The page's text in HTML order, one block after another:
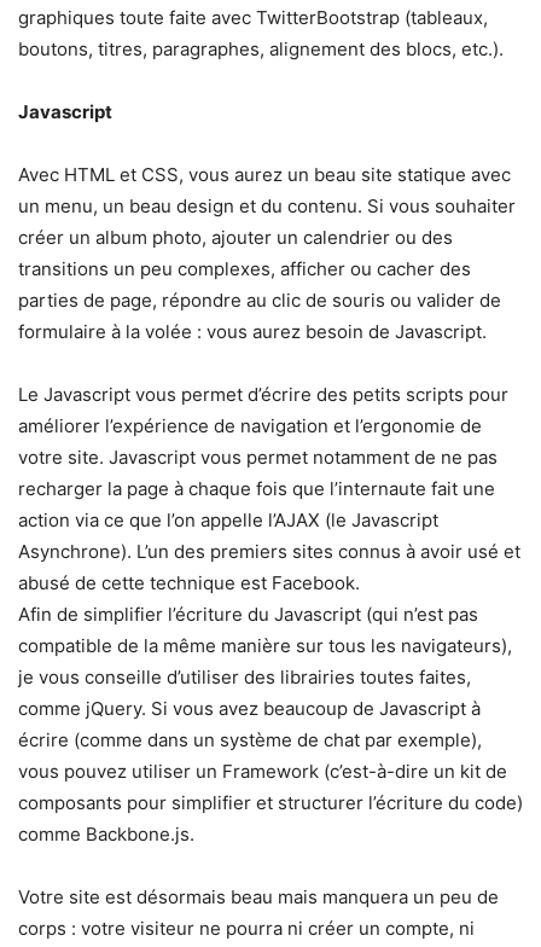
graphiques toute faite avec TwitterBootstrap (tableaux,
boutons, titres, paragraphes, alignement des blocs, etc.).
Javascript
Avec HTML et CSS, vous aurez un beau site statique avec
un menu, un beau design et du contenu. Si vous souhaiter
créer un album photo, ajouter un calendrier ou des
transitions un peu complexes, afficher ou cacher des
parties de page, répondre au clic de souris ou valider de
formulaire à la volée : vous aurez besoin de Javascript.
Le Javascript vous permet d’écrire des petits scripts pour
améliorer l’expérience de navigation et l’ergonomie de
votre site. Javascript vous permet notamment de ne pas
recharger la page à chaque fois que l’internaute fait une
action via ce que l’on appelle l’AJAX (le Javascript
Asynchrone). L’un des premiers sites connus à avoir usé et
abusé de cette technique est Facebook.
Afin de simplifier l’écriture du Javascript (qui n’est pas
compatible de la même manière sur tous les navigateurs),
je vous conseille d’utiliser des librairies toutes faites,
comme jQuery. Si vous avez beaucoup de Javascript à
écrire (comme dans un système de chat par exemple),
vous pouvez utiliser un Framework (c’est-à-dire un kit de
composants pour simplifier et structurer l’écriture du code)
comme Backbone.js.
Votre site est désormais beau mais manquera un peu de
corps : votre visiteur ne pourra ni créer un compte, ni